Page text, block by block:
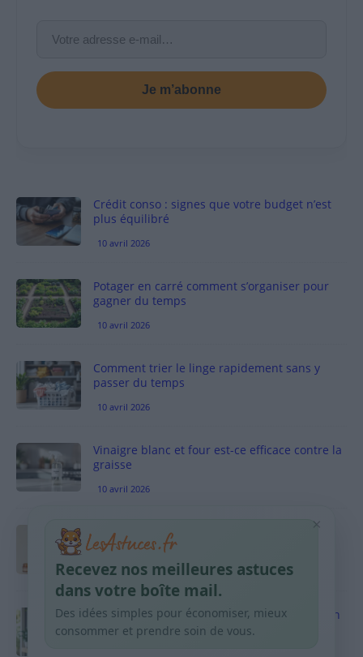
Je m’abonne
Crédit conso : signes que votre budget n’est
plus équilibré
10 avril 2026
Potager en carré comment s’organiser pour
gagner du temps
10 avril 2026
Comment trier le linge rapidement sans y
passer du temps
10 avril 2026
Vinaigre blanc et four est-ce efficace contre la
graisse
10 avril 2026
Taches pigmentaires : routine simple +
habitudes qui aident
9 avril 2026
Produits ménagers : comment économiser en
courses sans acheter 10 sprays
×
Recevez nos meilleures astuces
dans votre boîte mail.
Des idées simples pour économiser, mieux
consommer et prendre soin de vous.